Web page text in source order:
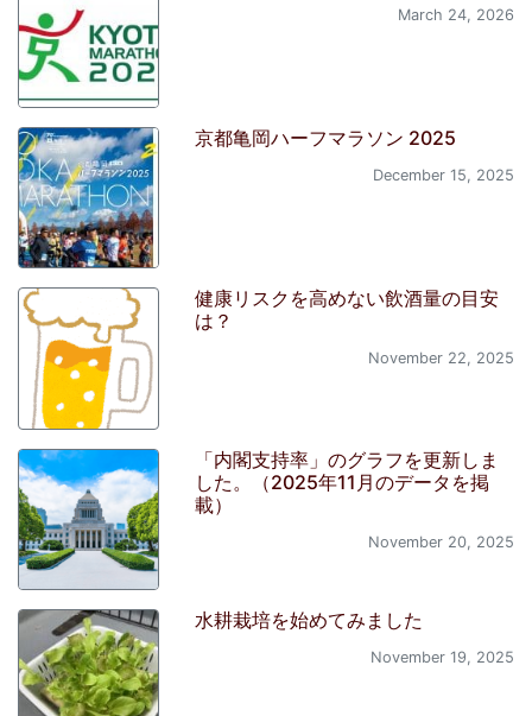
March 24, 2026
京都亀岡ハーフマラソン 2025
December 15, 2025
健康リスクを高めない飲酒量の目安
は？
November 22, 2025
「内閣支持率」のグラフを更新しま
した。（2025年11月のデータを掲
載）
November 20, 2025
水耕栽培を始めてみました
November 19, 2025